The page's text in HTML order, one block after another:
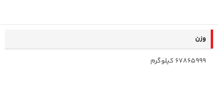
وزن
67865999 کیلوگرم